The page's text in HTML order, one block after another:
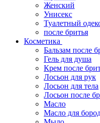
Женский
Унисекс
Туалетный
после бритья
Косметика
Бальзам после
Гель для душа
Крем после
Лосьон для рук
Лосьон для тела
Лосьон после
Масло
Масло для